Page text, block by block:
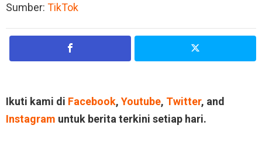
Sumber: TikTok
Ikuti kami di Facebook, Youtube, Twitter, and
Instagram untuk berita terkini setiap hari.